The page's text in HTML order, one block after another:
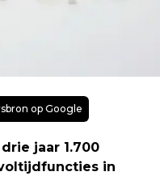
op Google
jaar 1.700
in